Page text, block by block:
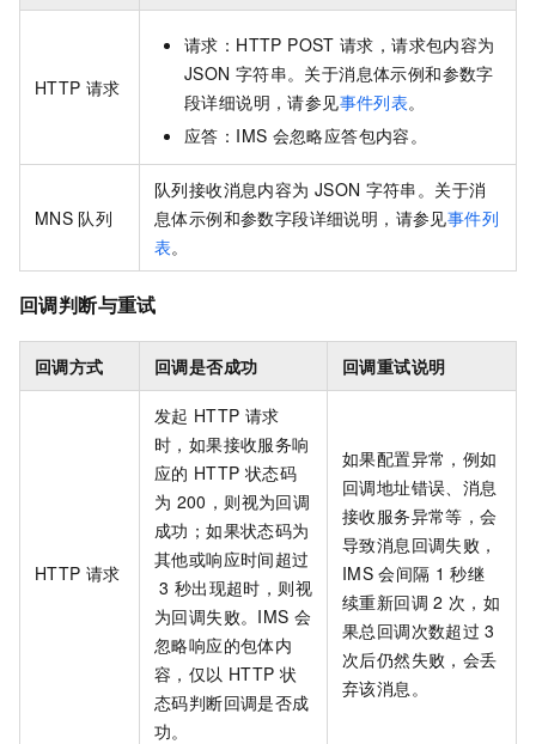
HTTP 请求
请求：HTTP POST 请求，请求包内容为
JSON 字符串。关于消息体示例和参数字
段详细说明，请参见事件列表。
应答：IMS 会忽略应答包内容。
MNS 队列
队列接收消息内容为 JSON 字符串。关于消
息体示例和参数字段详细说明，请参见事件列
表。
回调判断与重试
回调方式 回调是否成功 回调重试说明
HTTP 请求
发起 HTTP 请求
时，如果接收服务响
应的 HTTP 状态码
为 200，则视为回调
成功；如果状态码为
其他或响应时间超过
3 秒出现超时，则视
为回调失败。IMS 会
忽略响应的包体内
容，仅以 HTTP 状
态码判断回调是否成
功。
如果配置异常，例如
回调地址错误、消息
接收服务异常等，会
导致消息回调失败，
IMS 会间隔 1 秒继
续重新回调 2 次，如
果总回调次数超过 3
次后仍然失败，会丢
弃该消息。